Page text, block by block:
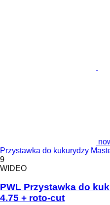
Przystawka do kukurydzy
9
WIDEO
PWL Przystawka do
4.75 + roto-cut